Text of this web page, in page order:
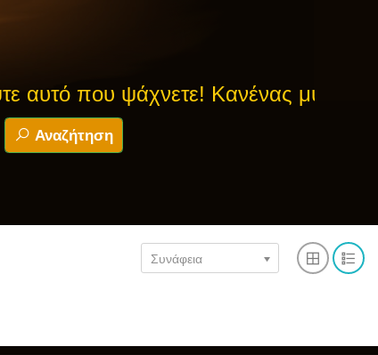
ψάχνετε! Κανένας μύθος δεν είναι
Αναζήτηση
Συνάφεια